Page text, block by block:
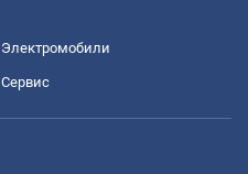
Электромобили
Сервис